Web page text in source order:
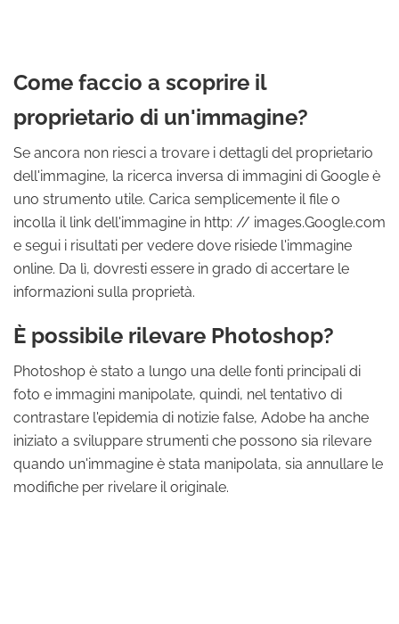
Come faccio a scoprire il
proprietario di un'immagine?
Se ancora non riesci a trovare i dettagli del proprietario
dell'immagine, la ricerca inversa di immagini di Google è
uno strumento utile. Carica semplicemente il file o
incolla il link dell'immagine in http: // images.Google.com
e segui i risultati per vedere dove risiede l'immagine
online. Da lì, dovresti essere in grado di accertare le
informazioni sulla proprietà.
È possibile rilevare Photoshop?
Photoshop è stato a lungo una delle fonti principali di
foto e immagini manipolate, quindi, nel tentativo di
contrastare l'epidemia di notizie false, Adobe ha anche
iniziato a sviluppare strumenti che possono sia rilevare
quando un'immagine è stata manipolata, sia annullare le
modifiche per rivelare il originale.